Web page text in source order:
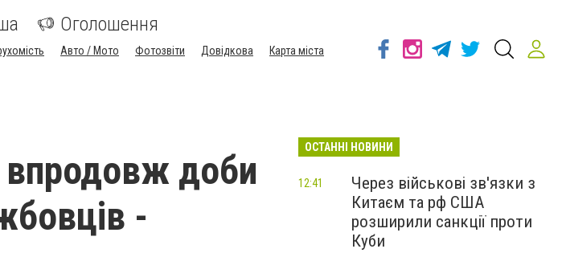
Оголошення
Авто / Мото Фотозвіти Довідкова
Карта міста
впродовж доби
-
ОСТАННІ НОВИНИ
Через військові зв'язки з
Китаєм та рф США
розширили санкції проти
Куби
12:41